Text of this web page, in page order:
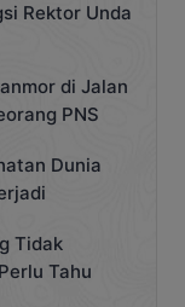
Rektor Unda
di Jalan
PNS
Dunia
Tidak
Tahu